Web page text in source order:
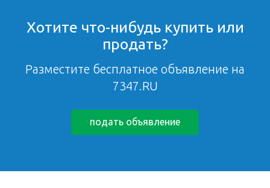
Хотите что-нибудь купить или
продать?
Разместите бесплатное объявление на
7347.RU
подать объявление